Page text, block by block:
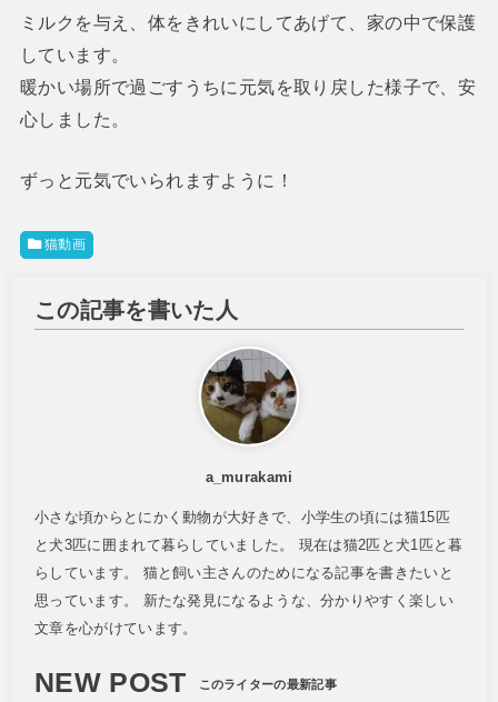
ミルクを与え、体をきれいにしてあげて、家の中で保護
しています。
暖かい場所で過ごすうちに元気を取り戻した様子で、安
心しました。
ずっと元気でいられますように！
猫動画
この記事を書いた人
a_murakami
小さな頃からとにかく動物が大好きで、小学生の頃には猫15匹
と犬3匹に囲まれて暮らしていました。 現在は猫2匹と犬1匹と暮
らしています。 猫と飼い主さんのためになる記事を書きたいと
思っています。 新たな発見になるような、分かりやすく楽しい
文章を心がけています。
NEW POST